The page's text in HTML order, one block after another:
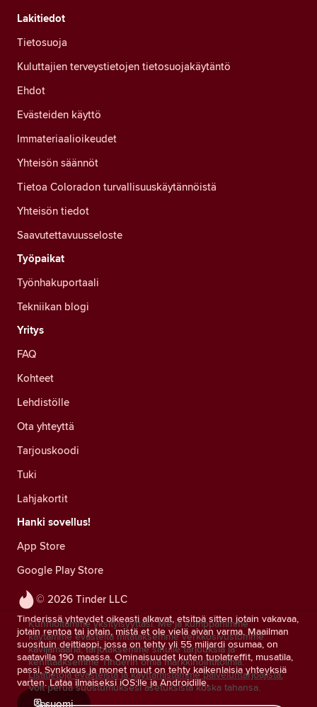
© 2026 Tinder LLC
Tinderissä yhteydet oikeasti alkavat, etsitpä sitten jotain vakavaa,
jotain rentoa tai jotain, mistä et ole vielä aivan varma. Maailman
suosituin deittiappi, jossa on tehty yli 55 miljardi osumaa, on
saatavilla 190 maassa. Ominaisuudet kuten tuplatreffit, musatila,
passi, Synkkaus ja monet muut on tehty kaikenlaisia yhteyksiä
varten. Lataa ilmaiseksi iOS:lle ja Androidille.
suomi
Lakitiedot
Tietosuoja
Kuluttajien terveystietojen tietosuojakäytäntö
Ehdot
Evästeiden käyttö
Immateriaalioikeudet
Yhteisön säännöt
Tietoa Coloradon turvallisuuskäytännöistä
Yhteisön tiedot
Saavutettavuusseloste
Työpaikat
Työnhakuportaali
Tekniikan blogi
Yritys
FAQ
Kohteet
Lehdistölle
Ota yhteyttä
Tarjouskoodi
Tuki
Lahjakortit
Hanki sovellus!
App Store
Google Play Store
Kunnioitamme yksityisyyttäsi. Me ja kumppanimme
käytämme evästeitä mitataksemme verkkosivustomme
kävijämääriä, tarjotaksemme sinulle tarjouksia ja
kehittääksemme Tinderin omia markkinointitoimia.
Lisätietoja evästeistä ja käyttämistämme palveluntarjoajista.
Voit perua suostumuksesi asetuksista koska tahansa.